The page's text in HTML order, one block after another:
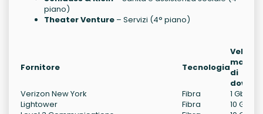
piano)
Theater Venture – Servizi (4° piano)
Fornitore Tecnologiadi
Verizon New York
Fibra
1 Gb/s
Lightower
Fibra
10 Gb/s